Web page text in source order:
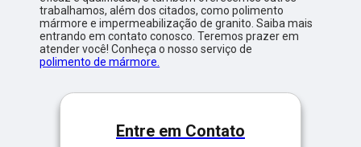
trabalhamos, além dos citados, como polimento
mármore e impermeabilização de granito. Saiba mais
entrando em contato conosco. Teremos prazer em
atender você! Conheça o nosso serviço de
polimento de mármore.
Entre em Contato